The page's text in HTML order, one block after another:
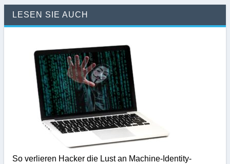
LESEN SIE AUCH
So verlieren Hacker die Lust an Machine-Identity-